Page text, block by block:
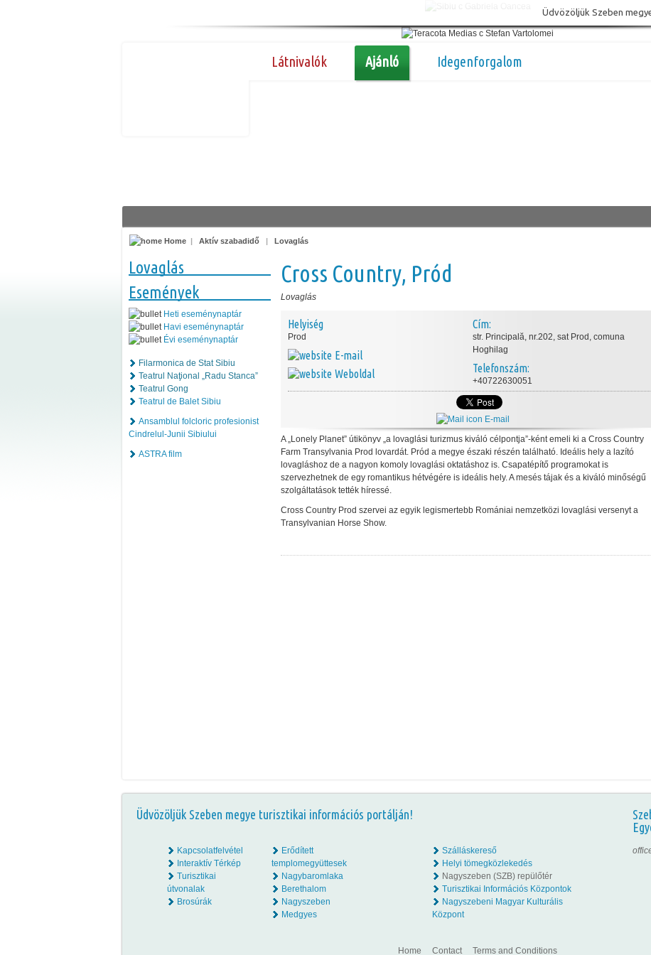
Üdvözöljük Szeben
Látnivalók Ajánló Idegenforgalom
Home | Aktív szabadidő | Lovaglás
Lovaglás
Események
Heti eseménynaptár
Havi eseménynaptár
Évi eseménynaptár
Filarmonica de Stat Sibiu
Teatrul Naţional „Radu Stanca”
Teatrul Gong
Teatrul de Balet Sibiu
Ansamblul folcloric profesionist
Cindrelul-Junii Sibiului
ASTRA film
Cross Country, Pród
Lovaglás
Helyiség
Prod
E-mail
Weboldal
Cím:
str. Principală, nr.202, sat Prod, comuna
Hoghilag
Telefonszám:
+40722630051
E-mail
A „Lonely Planet” útikönyv „a lovaglási turizmus kiváló célpontja”-ként emeli ki a Cross Country
Farm Transylvania Prod lovardát. Pród a megye északi részén található. Ideális hely a lazító
lovagláshoz de a nagyon komoly lovaglási oktatáshoz is. Csapatépítő programokat is
szervezhetnek de egy romantikus hétvégére is ideális hely. A mesés tájak és a kiváló minőségű
szolgáltatások tették híressé.
Cross Country Prod szervei az egyik legismertebb Romániai nemzetközi lovaglási versenyt a
Transylvanian Horse Show.
Üdvözöljük Szeben megye turisztikai információs portálján!
Kapcsolatfelvétel
Interaktív Térkép
Turisztikai
útvonalak
Brosúrák
Erődített
templomegyüttesek
Nagybaromlaka
Berethalom
Nagyszeben
Medgyes
Szálláskereső
Helyi tömegközlekedés
Nagyszeben (SZB) repülőtér
Turisztikai Információs Központok
Nagyszebeni Magyar Kulturális
Központ
Home Contact Terms and Conditions